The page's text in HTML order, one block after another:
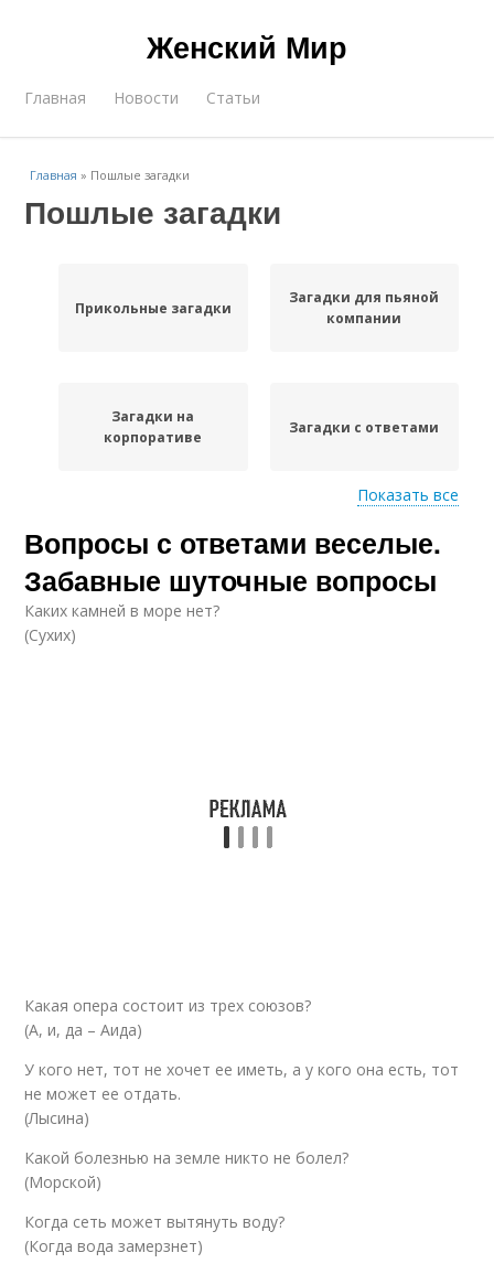
Женский Мир
Главная Новости Статьи
Главная » Пошлые загадки
Пошлые загадки
Прикольные загадки
Загадки для пьяной
компании
Загадки на
корпоративе
Загадки с ответами
нормальными
Показать все
Вопросы с ответами веселые.
Забавные шуточные вопросы
Каких камней в море нет?
(Сухих)
Какая опера состоит из трех союзов?
(А, и, да – Аида)
У кого нет, тот не хочет ее иметь, а у кого она есть, тот
не может ее отдать.
(Лысина)
Какой болезнью на земле никто не болел?
(Морской)
Когда сеть может вытянуть воду?
(Когда вода замерзнет)